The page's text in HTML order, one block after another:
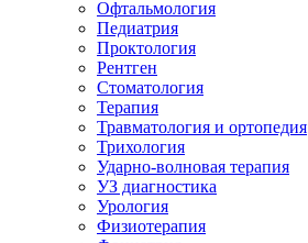
Офтальмология
Педиатрия
Проктология
Рентген
Стоматология
Терапия
Травматология и ортопедия
Трихология
Ударно-волновая терапия
УЗ диагностика
Урология
Физиотерапия